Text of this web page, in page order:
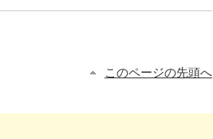
このページの先頭へ